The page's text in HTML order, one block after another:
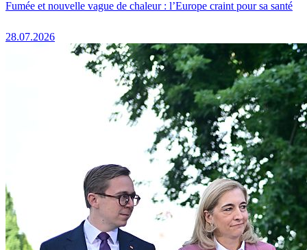
Fumée et nouvelle vague de chaleur : l’Europe craint pour sa santé
28.07.2026